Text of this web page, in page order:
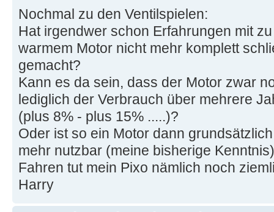
Nochmal zu den Ventilspielen:
Hat irgendwer schon Erfahrungen mit
warmem Motor nicht mehr komplett
gemacht?
Kann es da sein, dass der Motor zwar
lediglich der Verbrauch über mehrere
(plus 8% - plus 15% .....)?
Oder ist so ein Motor dann
mehr nutzbar (meine bisherige
Fahren tut mein Pixo nämlich noch
Harry